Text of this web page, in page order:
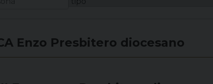
Enzo Presbitero diocesano